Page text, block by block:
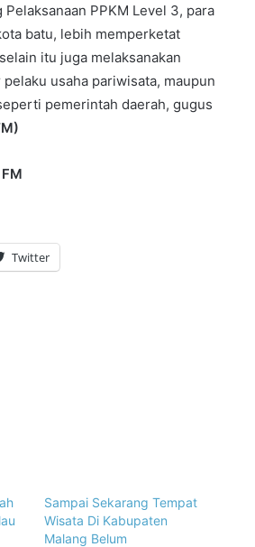
PPKM Level 3, para
batu, lebih memperketat
itu juga melaksanakan
usaha pariwisata, maupun
pemerintah daerah, gugus
Twitter
Sampai Sekarang Tempat
Wisata Di Kabupaten
Malang Belum